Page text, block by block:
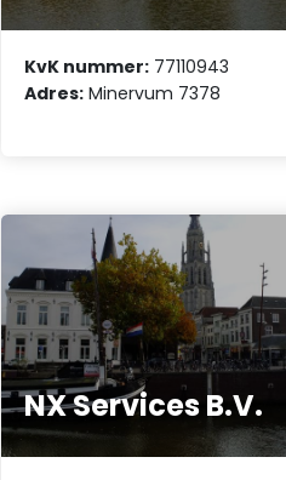
KvK nummer: 77110943
Adres: Minervum 7378
NX Services B.V.